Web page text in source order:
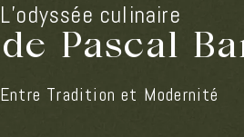
L’odyssée culinaire
de Pascal
Entre Tradition et Modernité